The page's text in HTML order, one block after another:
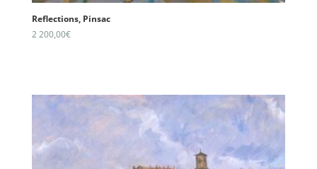
Reflections, Pinsac
2 200,00€